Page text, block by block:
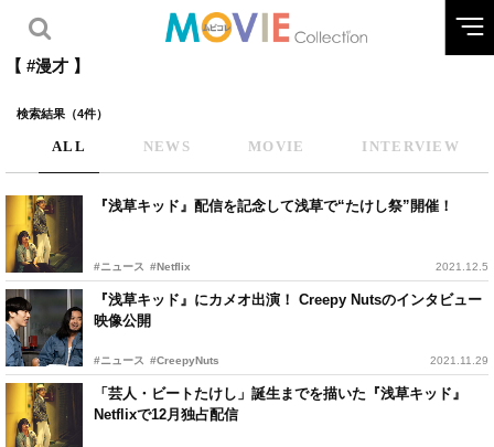
【 #漫才 】
検索結果（4件）
ALL NEWS MOVIE INTERVIEW
『浅草キッド』配信を記念して浅草で“たけし祭”開催！
#ニュース #Netflix 2021.12.5
『浅草キッド』にカメオ出演！ Creepy Nutsのインタビュー
映像公開
#ニュース #CreepyNuts 2021.11.29
「芸人・ビートたけし」誕生までを描いた『浅草キッド』
Netflixで12月独占配信